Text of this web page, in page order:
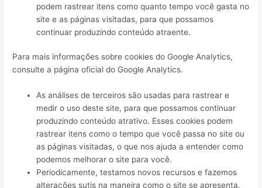
podem rastrear itens como quanto tempo você gasta no
site e as páginas visitadas, para que possamos
continuar produzindo conteúdo atraente.
Para mais informações sobre cookies do Google Analytics,
consulte a página oficial do Google Analytics.
As análises de terceiros são usadas para rastrear e
medir o uso deste site, para que possamos continuar
produzindo conteúdo atrativo. Esses cookies podem
rastrear itens como o tempo que você passa no site ou
as páginas visitadas, o que nos ajuda a entender como
podemos melhorar o site para você.
Periodicamente, testamos novos recursos e fazemos
alterações sutis na maneira como o site se apresenta.